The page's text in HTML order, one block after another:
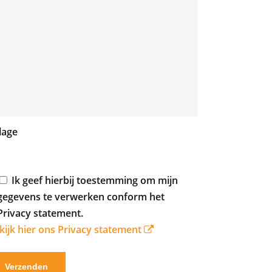
Ik geef hierbij toestemming om mijn
te verwerken conform het
statement.
hier ons Privacy statement